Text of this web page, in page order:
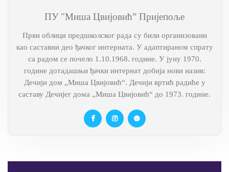
ПУ "Миша Цвијовић” Пријепоље
Први облици предшколског рада су били организовани
као саставни део ђачког интерната. У адаптираном спрату
са радом се почело 1.10.1968. године. У јуну 1970.
године дотадашњи ђачки интернат добија нови назив:
Дечији дом „Миша Цвијовић“. Дечији вртић радиће у
саставу Дечијег дома „Миша Цвијовић“ до 1973. године.